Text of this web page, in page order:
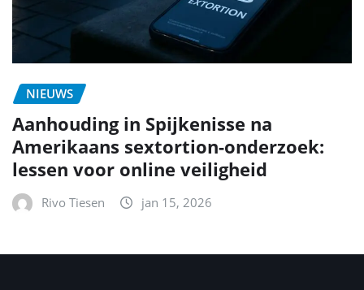
NIEUWS
Aanhouding in Spijkenisse na
Amerikaans sextortion-onderzoek:
lessen voor online veiligheid
Rivo Tiesen jan 15, 2026